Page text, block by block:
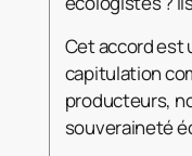
Cet accord est
capitulation
producteurs,
souveraineté